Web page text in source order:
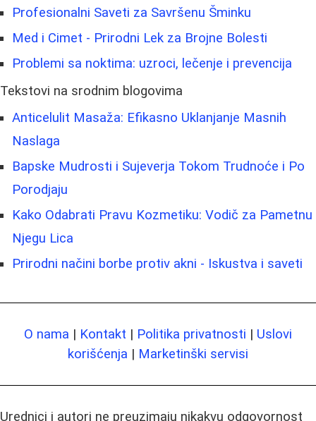
Profesionalni Saveti za Savršenu Šminku
Med i Cimet - Prirodni Lek za Brojne Bolesti
Problemi sa noktima: uzroci, lečenje i prevencija
Tekstovi na srodnim blogovima
Anticelulit Masaža: Efikasno Uklanjanje Masnih
Naslaga
Bapske Mudrosti i Sujeverja Tokom Trudnoće i Po
Porodjaju
Kako Odabrati Pravu Kozmetiku: Vodič za Pametnu
Njegu Lica
Prirodni načini borbe protiv akni - Iskustva i saveti
O nama | Kontakt | Politika privatnosti | Uslovi
korišćenja | Marketinški servisi
Urednici i autori ne preuzimaju nikakvu odgovornost